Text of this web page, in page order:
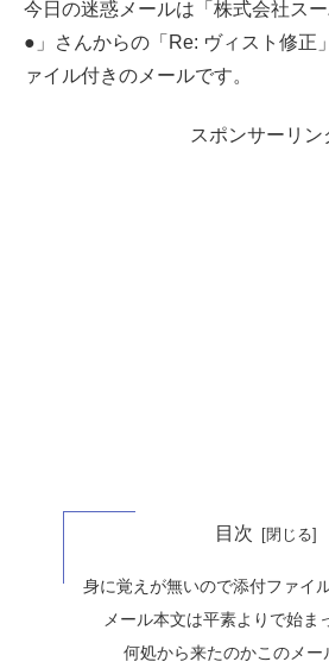
今日の迷惑メールは「株式会社ス
●」さんからの「Re: ヴィスト修正
ァイル付きのメールです。
スポンサーリン
目次
身に覚えが無いので添付ファイ
メール本文は平素よりで始ま
何処から来たのかこのメー